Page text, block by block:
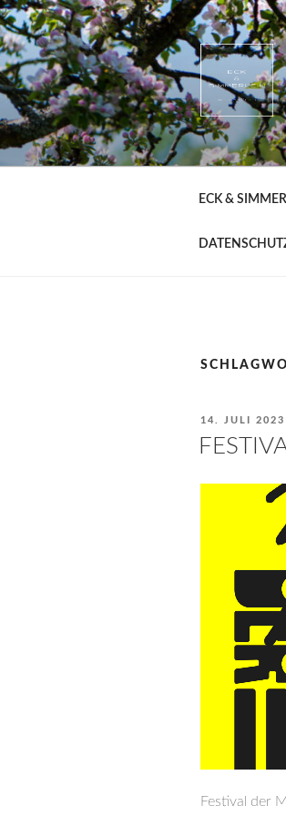
Zum
Inhalt
springen
ECK &
14. JULI 2023
Festival der